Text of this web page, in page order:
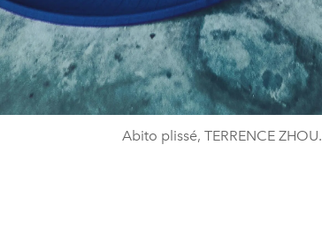
Abito plissé, TERRENCE ZHOU.